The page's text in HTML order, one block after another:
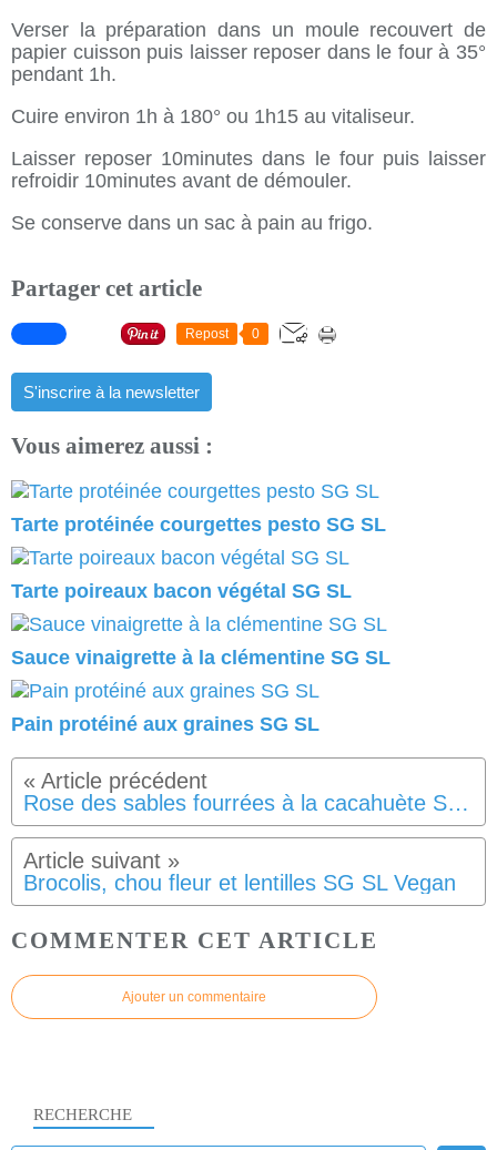
Verser la préparation dans un moule recouvert de
papier cuisson puis laisser reposer dans le four à 35°
pendant 1h.
Cuire environ 1h à 180° ou 1h15 au vitaliseur.
Laisser reposer 10minutes dans le four puis laisser
refroidir 10minutes avant de démouler.
Se conserve dans un sac à pain au frigo.
Partager cet article
Repost 0
S'inscrire à la newsletter
Vous aimerez aussi :
Tarte protéinée courgettes pesto SG SL
Tarte poireaux bacon végétal SG SL
Sauce vinaigrette à la clémentine SG SL
Pain protéiné aux graines SG SL
Rose des sables fourrées à la cacahuète SG SL Végan
Brocolis, chou fleur et lentilles SG SL Vegan
COMMENTER CET ARTICLE
Ajouter un commentaire
RECHERCHE